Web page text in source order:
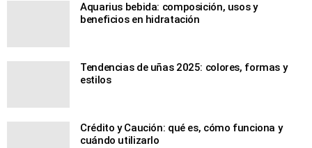
Aquarius bebida: composición, usos y
beneficios en hidratación
Tendencias de uñas 2025: colores, formas y
estilos
Crédito y Caución: qué es, cómo funciona y
cuándo utilizarlo